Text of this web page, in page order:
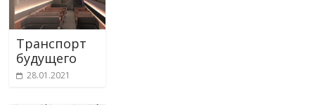
Транспорт
будущего
28.01.2021